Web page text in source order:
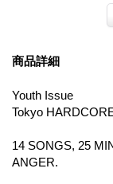
商品詳細
Youth Issue
Tokyo
14 SONGS, 25
ANGER.